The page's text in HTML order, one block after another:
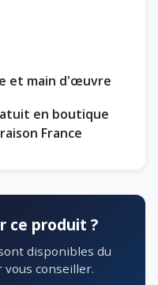
et main d'œuvre
en boutique
France
ce produit ?
disponibles du
vous conseiller.